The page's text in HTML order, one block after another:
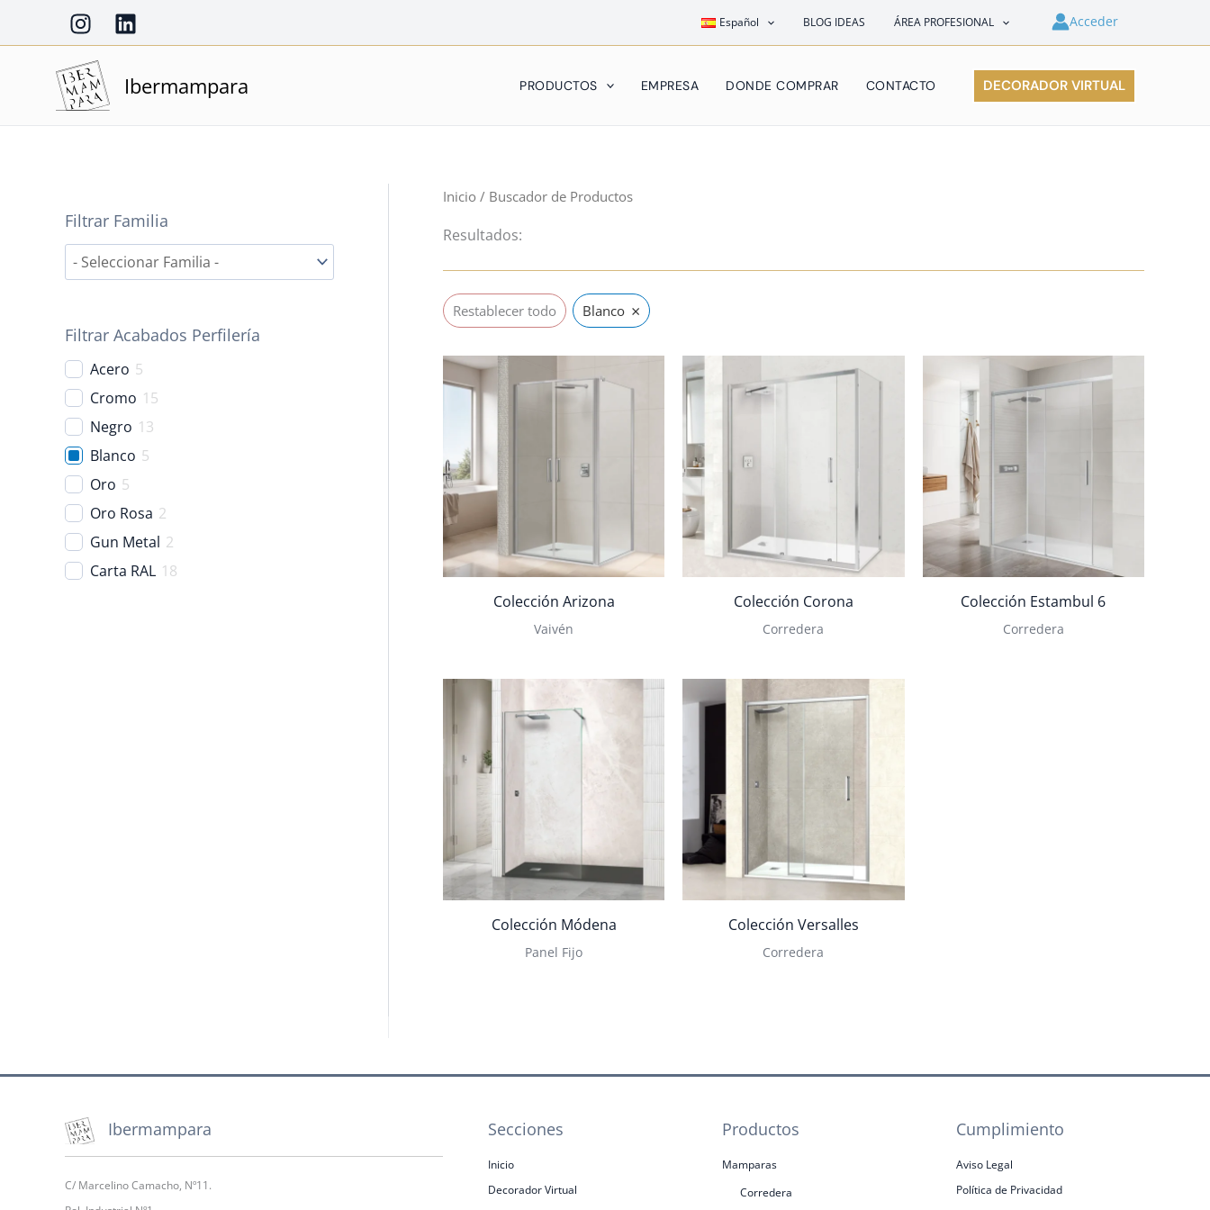
Español BLOG IDEAS ÁREA PROFESIONAL Acceder
Ibermampara PRODUCTOS EMPRESA DONDE COMPRAR CONTACTO DECORADOR VIRTUAL
Filtrar Familia
Filtrar Acabados Perfilería
Acero 5
Cromo 15
Negro 13
Blanco 5
Oro 5
Oro Rosa 2
Gun Metal 2
Carta RAL 18
Inicio / Buscador de Productos
Resultados:
Restablecer todo Blanco ×
Colección Arizona
Vaivén
Colección Corona
Corredera
Colección Estambul 6
Corredera
Colección Módena
Panel Fijo
Colección Versalles
Corredera
Ibermampara
C/ Marcelino Camacho, Nº11.
Secciones
Inicio
Decorador Virtual
Productos
Mamparas
Corredera
Cumplimiento
Aviso Legal
Política de Privacidad